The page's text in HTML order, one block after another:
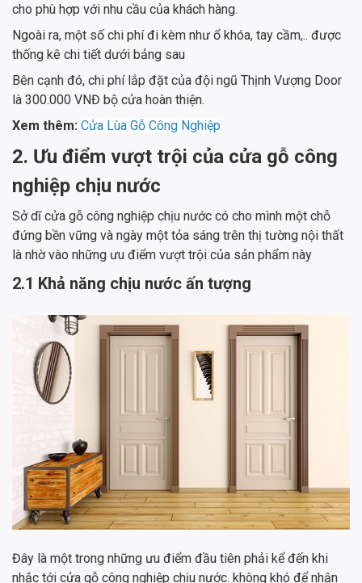
cho phù hợp với nhu cầu của khách hàng.
Ngoài ra, một số chi phí đi kèm như ổ khóa, tay cầm,.. được
thống kê chi tiết dưới bảng sau
Bên cạnh đó, chi phí lắp đặt của đội ngũ Thịnh Vượng Door
là 300.000 VNĐ bộ cửa hoàn thiện.
Xem thêm: Cửa Lùa Gỗ Công Nghiệp
2. Ưu điểm vượt trội của cửa gỗ công
nghiệp chịu nước
Sở dĩ cửa gỗ công nghiệp chịu nước có cho mình một chỗ
đứng bền vững và ngày một tỏa sáng trên thị tường nội thất
là nhờ vào những ưu điểm vượt trội của sản phẩm này
2.1 Khả năng chịu nước ấn tượng
Đây là một trong những ưu điểm đầu tiên phải kể đến khi
nhắc tới cửa gỗ công nghiệp chịu nước. không khó để nhận